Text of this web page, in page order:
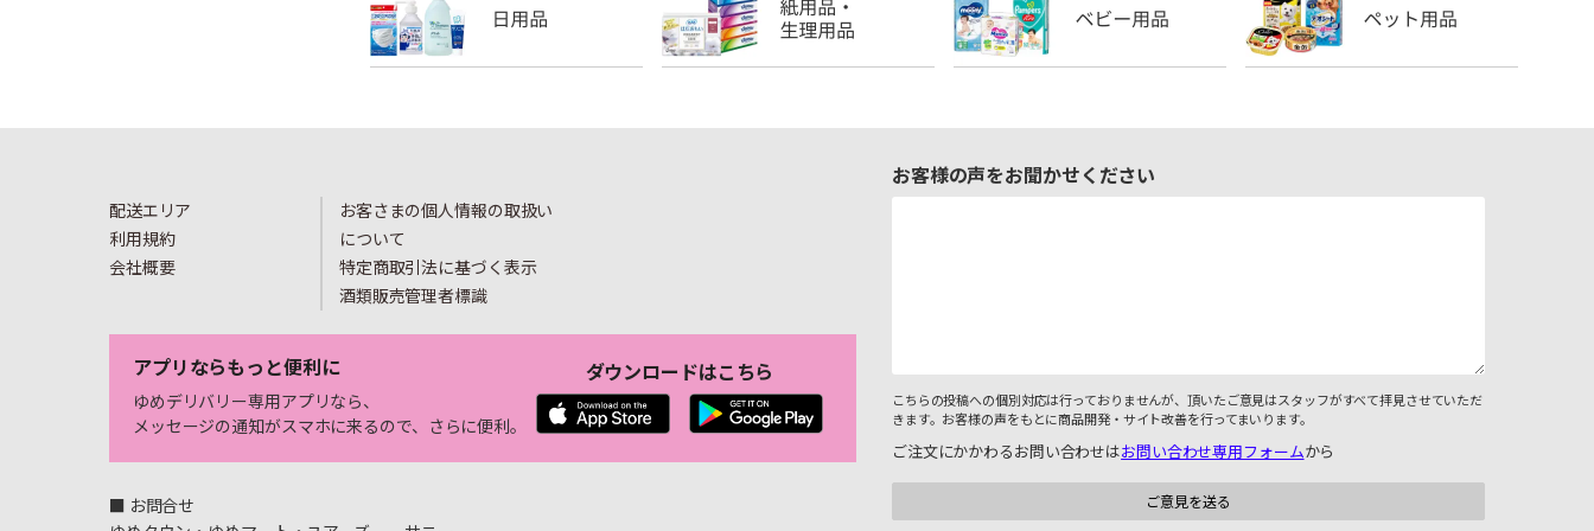
配送エリア
利用規約
会社概要
お客さまの個人情報の取扱い
について
特定商取引法に基づく表示
酒類販売管理者標識
アプリならもっと便利に
ゆめデリバリー専用アプリなら、
メッセージの通知がスマホに来るので、さらに便利。
ダウンロードはこちら
■ お問合せ
お客様の声をお聞かせください
こちらの投稿への個別対応は行っておりませんが、頂いたご意見はスタッフがすべて拝見させていただ
きます。お客様の声をもとに商品開発・サイト改善を行ってまいります。
ご注文にかかわるお問い合わせはお問い合わせ専用フォームから